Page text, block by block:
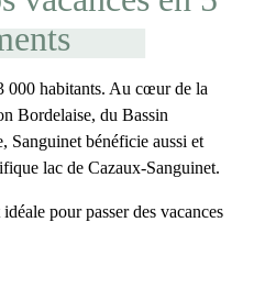
000 habitants. Au cœur de la
Bordelaise, du Bassin
Sanguinet bénéficie aussi et
lac de Cazaux-Sanguinet.
pour passer des vacances